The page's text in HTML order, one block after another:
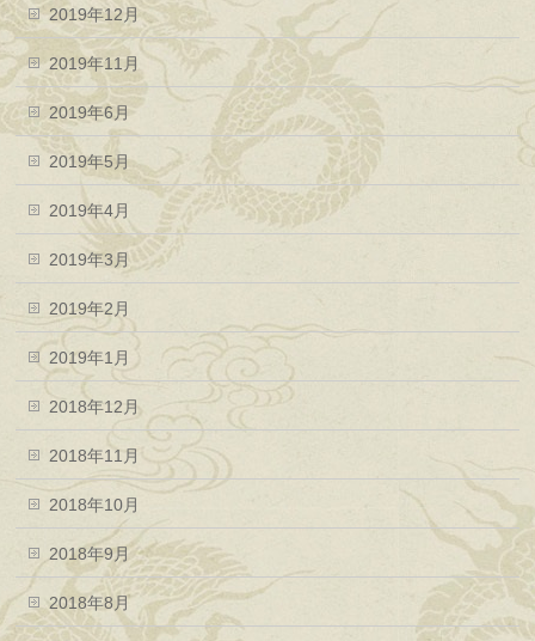
2019年12月
2019年11月
2019年6月
2019年5月
2019年4月
2019年3月
2019年2月
2019年1月
2018年12月
2018年11月
2018年10月
2018年9月
2018年8月